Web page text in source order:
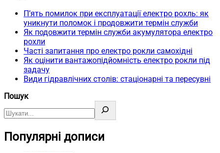
П’ять помилок при експлуатації електро рохль: як
уникнути поломок і продовжити термін служби
Як подовжити термін служби акумулятора електро
рохли
Часті запитання про електро рокли самохідні
Як оцінити вантажопідйомність електро рокли під
задачу
Види гідравлічних столів: стаціонарні та пересувні
Пошук
Популярні дописи